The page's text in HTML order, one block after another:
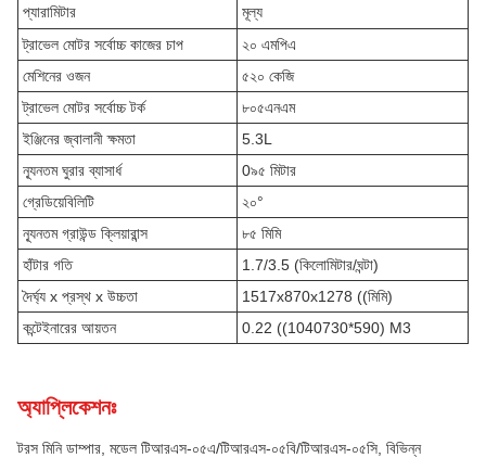
প্যারামিটার
মূল্য
ট্রাভেল মোটর সর্বোচ্চ কাজের চাপ
২০ এমপিএ
মেশিনের ওজন
৫২০ কেজি
ট্রাভেল মোটর সর্বোচ্চ টর্ক
৮০৫এনএম
ইঞ্জিনের জ্বালানী ক্ষমতা
5.3L
ন্যূনতম ঘুরার ব্যাসার্ধ
0৯৫ মিটার
গ্রেডিয়েবিলিটি
২০°
ন্যূনতম গ্রাউন্ড ক্লিয়ারান্স
৮৫ মিমি
হাঁটার গতি
1.7/3.5 (কিলোমিটার/ঘন্টা)
দৈর্ঘ্য x প্রস্থ x উচ্চতা
1517x870x1278 ((মিমি)
কন্টেইনারের আয়তন
0.22 ((1040730*590) M3
অ্যাপ্লিকেশনঃ
টরস মিনি ডাম্পার, মডেল টিআরএস-০৫এ/টিআরএস-০৫বি/টিআরএস-০৫সি, বিভিন্ন